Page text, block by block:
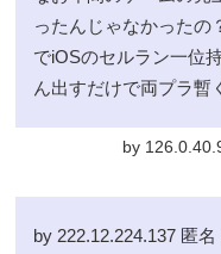
ったんじゃなかったの
でiOSのセルラン一位
ん出すだけで両プラ暫
by
by 222.12.224.137 匿名